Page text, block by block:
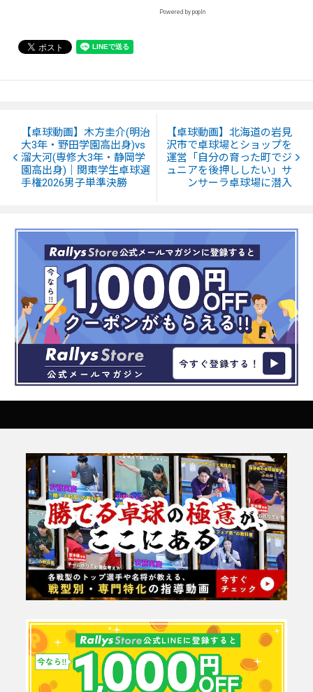
Powered by popIn
【卓球動画】木方圭介(明治
大3年・野田学園高出身)vs
溜大河(専修大3年・静岡学
園高出身)｜関東学生卓球選
手権2026男子単準決勝
【卓球動画】北海道の岩見
沢市で卓球場とショップを
運営「自分の育った町でジ
ュニアを後押ししたい」サ
ンサーラ卓球場に潜入